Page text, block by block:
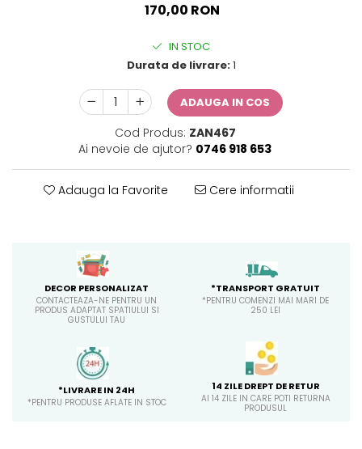
170,00 RON
IN STOC
Durata de livrare:1
ADAUGA IN COS
Cod Produs: ZAN467
Ai nevoie de ajutor? 0746 918 653
Adauga la Favorite Cere informatii
DECOR PERSONALIZAT
CONTACTEAZA-NE PENTRU UN
PRODUS ADAPTAT SPATIULUI SI
GUSTULUI TAU
*TRANSPORT GRATUIT
*PENTRU COMENZI MAI MARI DE
250 LEI
*LIVRARE IN 24H
*PENTRU PRODUSE AFLATE IN STOC
14 ZILE DREPT DE RETUR
AI 14 ZILE IN CARE POTI RETURNA
PRODUSUL